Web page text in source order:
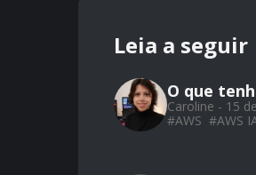
Leia a seguir
O que
Caroline - 15
#AWS #AWS